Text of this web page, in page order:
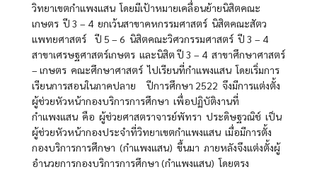
วิทยาเขตกำแพงแสน โดยมีเป้าหมายเคลื่อนย้ายนิสิตคณะ
เกษตร ปี 3 – 4 ยกเว้นสาขาคหกรรมศาสตร์ นิสิตคณะสัตว
แพทยศาสตร์ ปี 5 – 6 นิสิตคณะวิศวกรรมศาสตร์ ปี 3 – 4
สาขาเศรษฐศาสตร์เกษตร และนิสิต ปี 3 – 4 สาขาศึกษาศาสตร์
– เกษตร คณะศึกษาศาสตร์ ไปเรียนที่กำแพงแสน โดยเริ่มการ
เรียนการสอนในภาคปลาย ปีการศึกษา 2522 จึงมีการแต่งตั้ง
ผู้ช่วยหัวหน้ากองบริการการศึกษา เพื่อปฏิบัติงานที่
กำแพงแสน คือ ผู้ช่วยศาสตราจารย์พัทรา ประดิษฐวณิช์ เป็น
ผู้ช่วยหัวหน้ากองประจำที่วิทยาเขตกำแพงแสน เมื่อมีการตั้ง
กองบริการการศึกษา (กำแพงแสน) ขึ้นมา ภายหลังจึงแต่งตั้งผู้
อำนวยการกองบริการการศึกษา (กำแพงแสน) โดยตรง